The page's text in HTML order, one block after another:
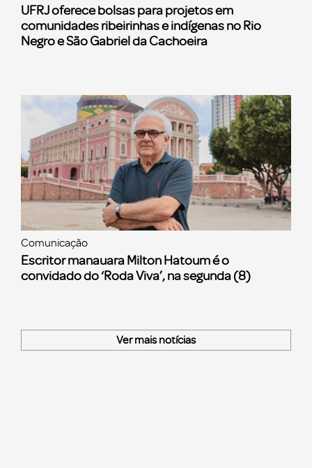
UFRJ oferece bolsas para projetos em
comunidades ribeirinhas e indígenas no Rio
Negro e São Gabriel da Cachoeira
Comunicação
Escritor manauara Milton Hatoum é o
convidado do ‘Roda Viva’, na segunda (8)
Ver mais notícias